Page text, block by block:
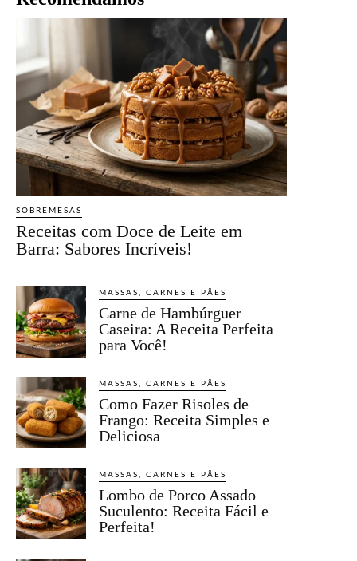
SOBREMESAS
Receitas com Doce de Leite em
Barra: Sabores Incríveis!
MASSAS, CARNES E PÃES
Carne de Hambúrguer
Caseira: A Receita Perfeita
para Você!
MASSAS, CARNES E PÃES
Como Fazer Risoles de
Frango: Receita Simples e
Deliciosa
MASSAS, CARNES E PÃES
Lombo de Porco Assado
Suculento: Receita Fácil e
Perfeita!